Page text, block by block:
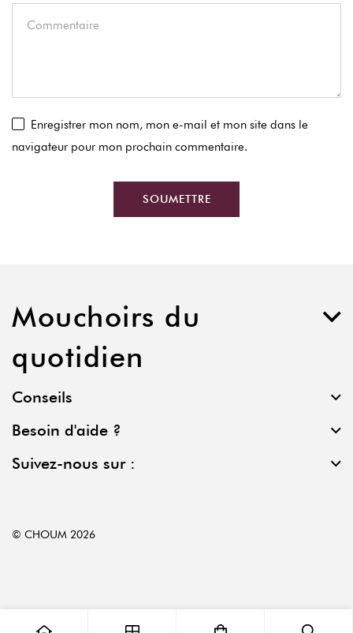
Enregistrer mon nom, mon e-mail et mon site dans le
navigateur pour mon prochain commentaire.
Mouchoirs du
quotidien
Conseils
Besoin d'aide ?
Suivez-nous sur :
© CHOUM 2026